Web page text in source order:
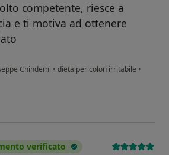
competente, riesce a
e ti motiva ad ottenere
Chindemi • dieta per colon irritabile •
Paolo
verificato